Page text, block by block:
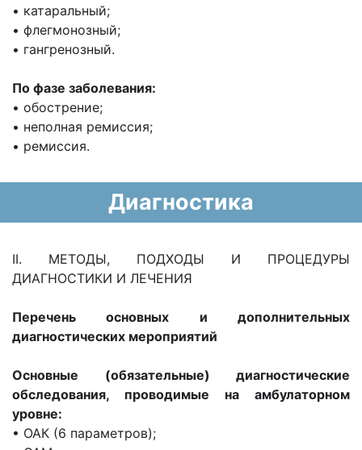
• катаральный;
• флегмонозный;
• гангренозный.
По фазе заболевания:
• обострение;
• неполная ремиссия;
• ремиссия.
Диагностика
II. МЕТОДЫ, ПОДХОДЫ И ПРОЦЕДУРЫ
ДИАГНОСТИКИ И ЛЕЧЕНИЯ
Перечень основных и дополнительных
диагностических мероприятий
Основные (обязательные) диагностические
обследования, проводимые на амбулаторном
уровне:
• ОАК (6 параметров);